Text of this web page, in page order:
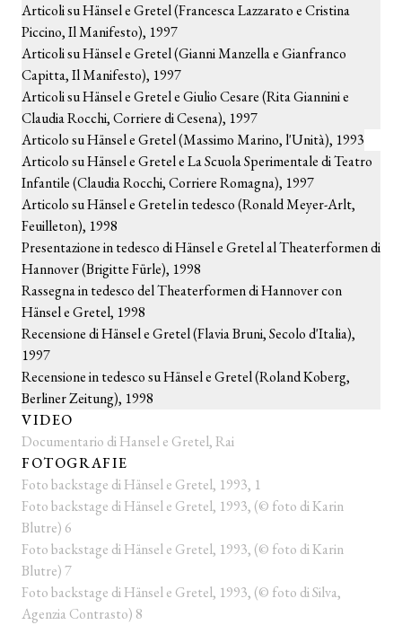
Articoli su Hänsel e Gretel (Francesca Lazzarato e Cristina
Piccino, Il Manifesto), 1997
Articoli su Hänsel e Gretel (Gianni Manzella e Gianfranco
Capitta, Il Manifesto), 1997
Articoli su Hänsel e Gretel e Giulio Cesare (Rita Giannini e
Claudia Rocchi, Corriere di Cesena), 1997
Articolo su Hänsel e Gretel (Massimo Marino, l'Unità), 1993
Articolo su Hänsel e Gretel e La Scuola Sperimentale di Teatro
Infantile (Claudia Rocchi, Corriere Romagna), 1997
Articolo su Hänsel e Gretel in tedesco (Ronald Meyer-Arlt,
Feuilleton), 1998
Presentazione in tedesco di Hänsel e Gretel al Theaterformen di
Hannover (Brigitte Fürle), 1998
Rassegna in tedesco del Theaterformen di Hannover con
Hänsel e Gretel, 1998
Recensione di Hänsel e Gretel (Flavia Bruni, Secolo d'Italia),
1997
Recensione in tedesco su Hänsel e Gretel (Roland Koberg,
Berliner Zeitung), 1998
VIDEO
Documentario di Hansel e Gretel, Rai
FOTOGRAFIE
Foto backstage di Hänsel e Gretel, 1993, 1
Foto backstage di Hänsel e Gretel, 1993, (© foto di Karin
Blutre) 6
Foto backstage di Hänsel e Gretel, 1993, (© foto di Karin
Blutre) 7
Foto backstage di Hänsel e Gretel, 1993, (© foto di Silva,
Agenzia Contrasto) 8